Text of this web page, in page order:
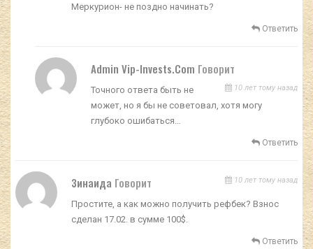
Меркурион- не поздно начинать?
Ответить
Admin Vip-Invests.com Говорит
10 лет тому назад
Точного ответа быть не
может, но я бы не советовал, хотя могу
глубоко ошибаться…
Ответить
Зинаида Говорит 10 лет тому назад
Простите, а как можно получить рефбек? Взнос
сделан 17.02. в сумме 100$.
Ответить